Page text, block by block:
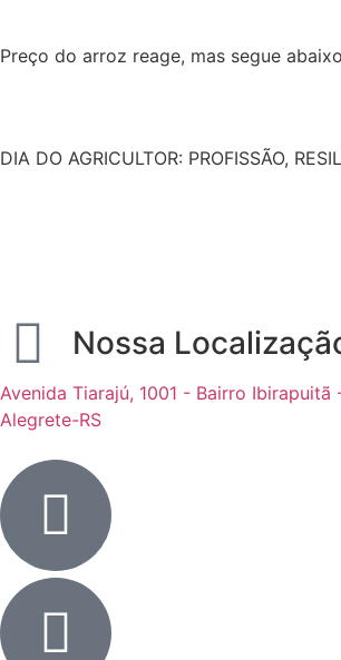
Preço do arroz reage, mas segue
DIA DO AGRICULTOR: PROFISSÃO,
Nossa
Avenida Tiarajú, 1001 - Bairro
Alegrete-RS